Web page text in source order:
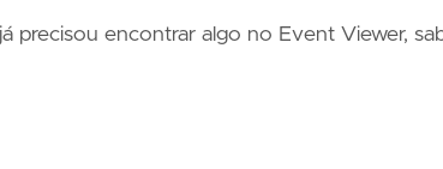
precisou encontrar algo no Event Viewer,